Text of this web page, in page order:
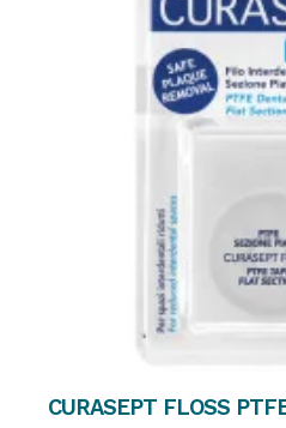
CURASEPT FLOSS